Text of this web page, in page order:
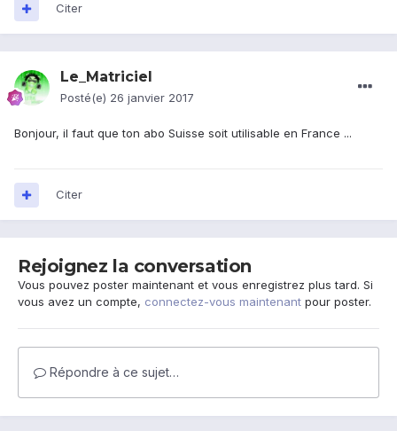
Citer
Le_Matriciel
Posté(e) 26 janvier 2017
Bonjour, il faut que ton abo Suisse soit utilisable en France ...
Citer
Rejoignez la conversation
Vous pouvez poster maintenant et vous enregistrez plus tard. Si
vous avez un compte, connectez-vous maintenant pour poster.
Répondre à ce sujet…